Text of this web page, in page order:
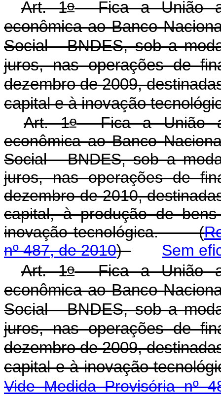
Art. 1o
Fica a União
econômica ao Banco
Social - BNDES, sob a
juros, nas operações de
dezembro de 2009,
capital e à inovação
Art. 1oFica a União
econômica ao Banco
Social - BNDES, sob a
juros, nas operações de
dezembro de 2010,
capital, à produção de
inovação tecnológica. (
nº 487, de 2010)
Sem
Art. 1o
Fica a União
econômica ao Banco
Social - BNDES, sob a
juros, nas operações de
dezembro de 2009,
capital e à inovação
VideMedida Provisória nº